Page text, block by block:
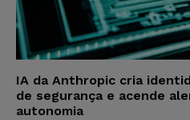
IA da Anthropic cria
de segurança e acende
autonomia